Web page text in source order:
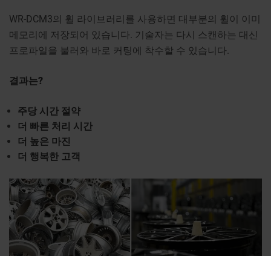
WR-DCM3의 휠 라이브러리를 사용하면 대부분의 휠이 이미
메모리에 저장되어 있습니다. 기술자는 다시 스캔하는 대신
프로파일을 불러와 바로 커팅에 착수할 수 있습니다.
결과는?
주당 시간 절약
더 빠른 처리 시간
더 높은 마진
더 행복한 고객